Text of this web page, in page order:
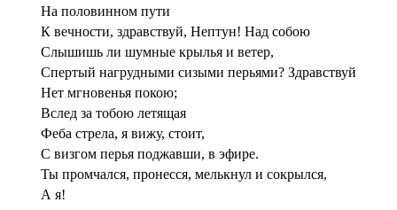
На половинном пути
К вечности, здравствуй, Нептун! Над собою
Слышишь ли шумные крылья и ветер,
Спертый нагрудными сизыми перьями? Здравствуй
Нет мгновенья покою;
Вслед за тобою летящая
Феба стрела, я вижу, стоит,
С визгом перья поджавши, в эфире.
Ты промчался, пронесся, мелькнул и сокрылся,
А я!